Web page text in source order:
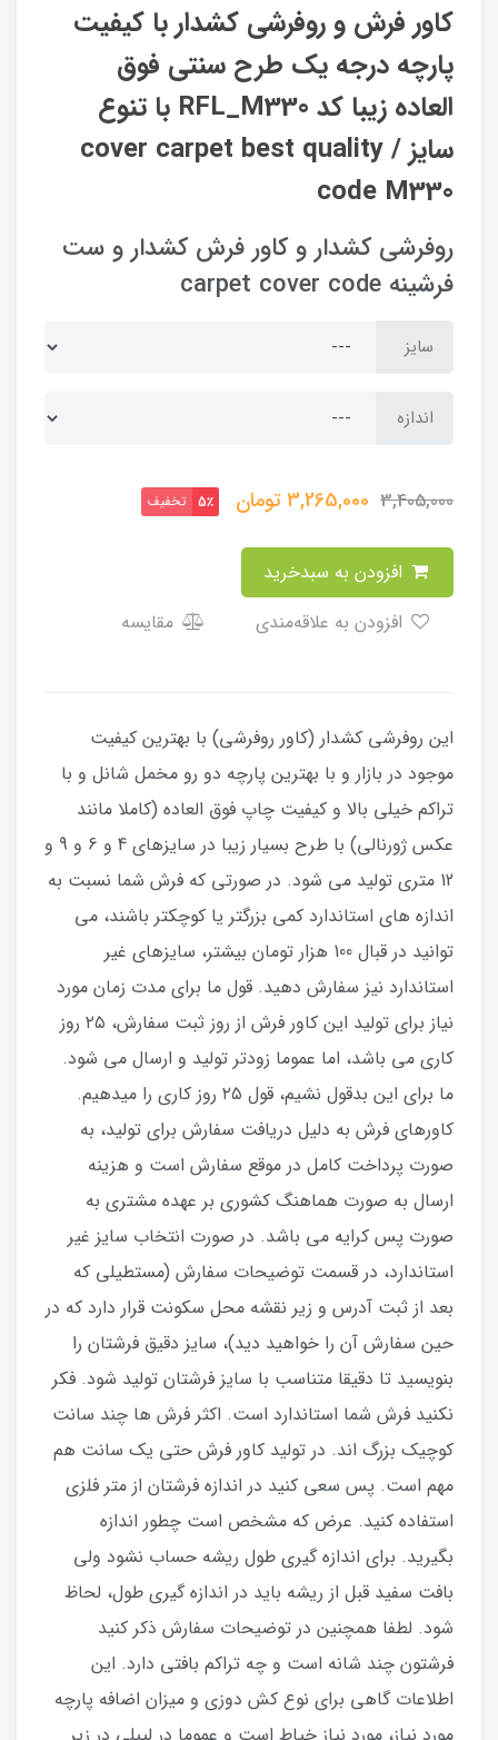
کاور فرش و روفرشی کشدار‌ با کیفیت
پارچه درجه یک طرح سنتی فوق
العاده زیبا کد RFL_M330 با تنوع
سایز / cover carpet best quality
code M330
روفرشی کشدار و کاور فرش کشدار و ست
فرشینه carpet cover code
سایز
اندازه
3,405,000
3,265,000تومان 5٪ تخفیف
مقایسه
این روفرشی کشدار (کاور روفرشی) با بهترین کیفیت
موجود در بازار و با بهترین پارچه دو رو مخمل شانل و با
تراکم خیلی بالا و کیفیت چاپ فوق العاده (کاملا مانند
عکس ژورنالی) با طرح بسیار زیبا در سایزهای 4 و 6 و 9 و
12 متری تولید می شود. در صورتی که فرش شما نسبت به
اندازه های استاندارد کمی بزرگتر یا کوچکتر باشند، می
توانید در قبال 100 هزار تومان بیشتر، سایزهای غیر
استاندارد نیز سفارش دهید. قول ما برای مدت زمان مورد
نیاز برای تولید این کاور فرش از روز ثبت سفارش، ۲۵ روز
کاری می باشد، اما عموما زودتر تولید و ارسال می شود.
ما برای این بدقول نشیم، قول ۲۵ روز کاری را میدهیم.
کاورهای فرش به دلیل دریافت سفارش برای تولید، به
صورت پرداخت کامل در موقع سفارش است و هزینه
ارسال به صورت هماهنگ کشوری بر عهده مشتری به
صورت پس کرایه می باشد. در صورت انتخاب سایز غیر
استاندارد، در قسمت توضیحات سفارش (مستطیلی که
بعد از ثبت آدرس و زیر نقشه محل سکونت قرار دارد که در
حین سفارش آن را خواهید دید)، سایز دقیق فرشتان را
بنویسید تا دقیقا متناسب با سایز فرشتان تولید شود. فکر
نکنید فرش شما استاندارد است. اکثر فرش ها چند سانت
کوچیک بزرگ اند. در تولید کاور فرش حتی یک سانت هم
مهم است. پس سعی کنید در اندازه فرشتان از متر فلزی
استفاده کنید‌. عرض که مشخص است چطور اندازه
بگیرید. برای اندازه گیری طول ریشه حساب نشود ولی
بافت سفید قبل از ریشه باید در اندازه گیری طول، لحاظ
شود. لطفا همچنین در توضیحات سفارش ذکر کنید
فرشتون چند شانه است و چه تراکم بافتی دارد. این
اطلاعات گاهی برای نوع کش دوزی و میزان اضافه پارچه